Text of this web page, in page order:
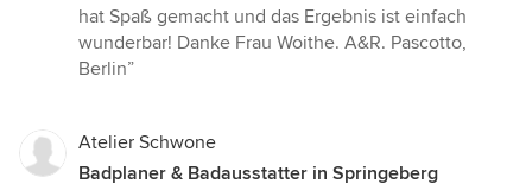
hat Spaß gemacht und das Ergebnis ist einfach
wunderbar! Danke Frau Woithe. A&R. Pascotto,
Berlin”
Atelier Schwone
Badplaner & Badausstatter in Springeberg